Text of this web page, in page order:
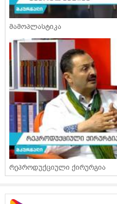
მამოპლასტიკა
რეპროდუქციული ქირურგია